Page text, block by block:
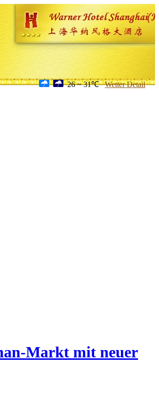
26 ~ 31℃ Wetter Detail
Markt mit neuer